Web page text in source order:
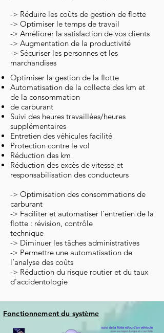
-> Réduire les coûts de gestion de flotte
-> Optimiser le temps de travail
-> Améliorer la satisfaction de vos clients
-> Augmentation de la productivité
-> Sécuriser les personnes et les
marchandises
Optimiser la gestion de la flotte
Automatisation de la collecte des km et
de la consommation
de carburant
Suivi des heures travaillées/heures
supplémentaires
Entretien des véhicules facilité
Protection contre le vol
Réduction des km
Réduction des excès de vitesse et
responsabilisation des conducteurs
-> Optimisation des consommations de
carburant
-> Faciliter et automatiser l’entretien de la
flotte : révision, contrôle
technique
-> Diminuer les tâches administratives
-> Permettre une automatisation de
l’analyse des coûts
-> Réduction du risque routier et du taux
d’accidentologie
Fonctionnement du système